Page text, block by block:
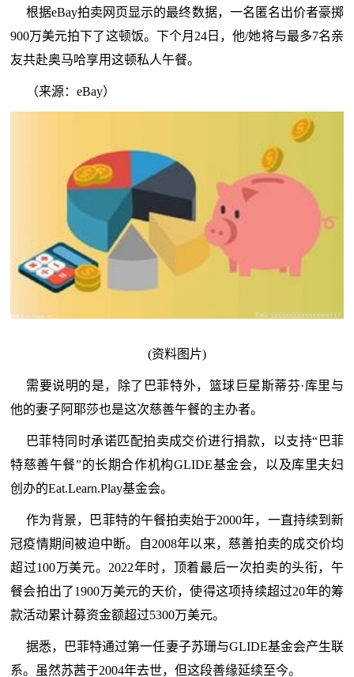
根据eBay拍卖网页显示的最终数据，一名匿名出价者豪掷
900万美元拍下了这顿饭。下个月24日，他/她将与最多7名亲
友共赴奥马哈享用这顿私人午餐。
（来源：eBay）
(资料图片)
需要说明的是，除了巴菲特外，篮球巨星斯蒂芬·库里与
他的妻子阿耶莎也是这次慈善午餐的主办者。
巴菲特同时承诺匹配拍卖成交价进行捐款，以支持“巴菲
特慈善午餐”的长期合作机构GLIDE基金会，以及库里夫妇
创办的Eat.Learn.Play基金会。
作为背景，巴菲特的午餐拍卖始于2000年，一直持续到新
冠疫情期间被迫中断。自2008年以来，慈善拍卖的成交价均
超过100万美元。2022年时，顶着最后一次拍卖的头衔，午
餐会拍出了1900万美元的天价，使得这项持续超过20年的筹
款活动累计募资金额超过5300万美元。
据悉，巴菲特通过第一任妻子苏珊与GLIDE基金会产生联
系。虽然苏茜于2004年去世，但这段善缘延续至今。